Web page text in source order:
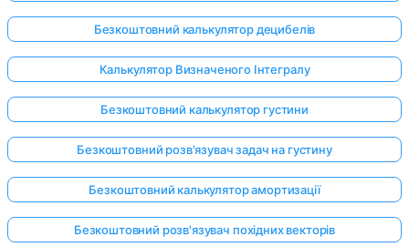
Безкоштовний калькулятор децибелів
Калькулятор Визначеного Інтегралу
Безкоштовний калькулятор густини
Безкоштовний розв'язувач задач на густину
Безкоштовний калькулятор амортизації
Безкоштовний розв'язувач похідних векторів